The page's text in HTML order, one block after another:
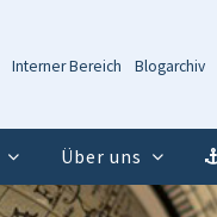
Interner Bereich Blogarchiv
Über uns